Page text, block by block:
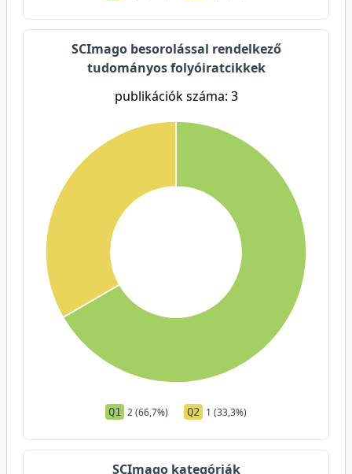
SCImago besorolással rendelkező
tudományos folyóiratcikkek
publikációk száma: 3
Q1 2 (66,7%) Q2 1 (33,3%)
SCImago kategóriák